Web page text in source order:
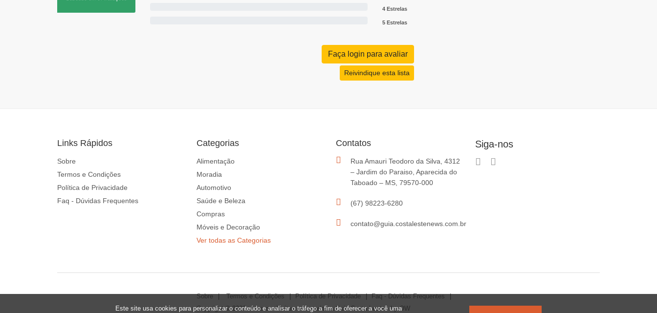
4 Estrelas
5 Estrelas
Faça login para avaliar
Reivindique esta lista
Links Rápidos
Sobre
Termos e Condições
Política de Privacidade
Faq - Dúvidas Frequentes
Categorias
Alimentação
Moradia
Automotivo
Saúde e Beleza
Compras
Móveis e Decoração
Ver todas as Categorias
Contatos
Rua Amauri Teodoro da Silva, 4312
– Jardim do Paraiso, Aparecida do
Taboado – MS, 79570-000
(67) 98223-6280
contato@guia.costalestenews.com.br
Siga-nos
Sobre Termos e Condições Política de Privacidade
Faq - Dúvidas Frequentes
Copyright © 2026 todos os direitos reservados a Guia Costa Leste - by OW
Este site usa cookies para personalizar o conteúdo e analisar o tráfego a fim de oferecer a você uma